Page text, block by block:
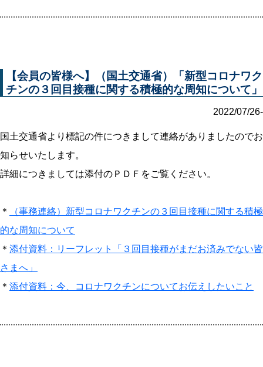
【会員の皆様へ】（国土交通省）「新型コロナワク
チンの３回目接種に関する積極的な周知について」
2022/07/26-
国土交通省より標記の件につきまして連絡がありましたのでお
知らせいたします。
詳細につきましては添付のＰＤＦをご覧ください。
＊
（事務連絡）新型コロナワクチンの３回目接種に関する積極
的な周知について
＊ 添付資料：リーフレット「３回目接種がまだお済みでない皆
さまへ」
＊ 添付資料：今、コロナワクチンについてお伝えしたいこと